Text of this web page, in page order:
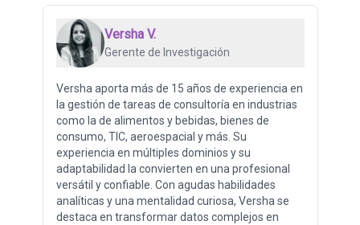
Versha V.
Gerente de Investigación
Versha aporta más de 15 años de experiencia en
la gestión de tareas de consultoría en industrias
como la de alimentos y bebidas, bienes de
consumo, TIC, aeroespacial y más. Su
experiencia en múltiples dominios y su
adaptabilidad la convierten en una profesional
versátil y confiable. Con agudas habilidades
analíticas y una mentalidad curiosa, Versha se
destaca en transformar datos complejos en